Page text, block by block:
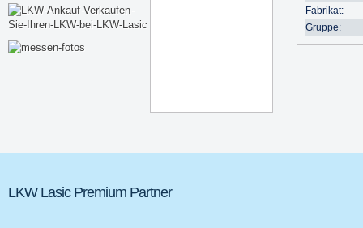
Fabrikat:
Gruppe:
LKW Lasic Premium Partner